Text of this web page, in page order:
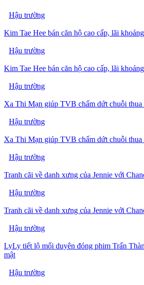
Hậu trường
Kim Tae Hee bán căn hộ cao cấp, lãi
Hậu trường
Kim Tae Hee bán căn hộ cao cấp, lãi
Hậu trường
Xa Thi Mạn giúp TVB chấm dứt chuỗi thua
Hậu trường
Xa Thi Mạn giúp TVB chấm dứt chuỗi thua
Hậu trường
Tranh cãi về danh xưng của Jennie với
Hậu trường
Tranh cãi về danh xưng của Jennie với
Hậu trường
LyLy tiết lộ mối duyên đóng phim Trấn
mật
Hậu trường